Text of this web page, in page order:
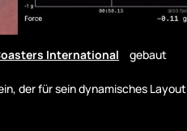
International
gebaut
der für sein dynamisches Layout